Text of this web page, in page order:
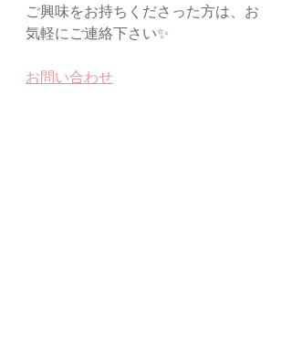
ご興味をお持ちくださった方は、お
気軽にご連絡下さい✨
お問い合わせ